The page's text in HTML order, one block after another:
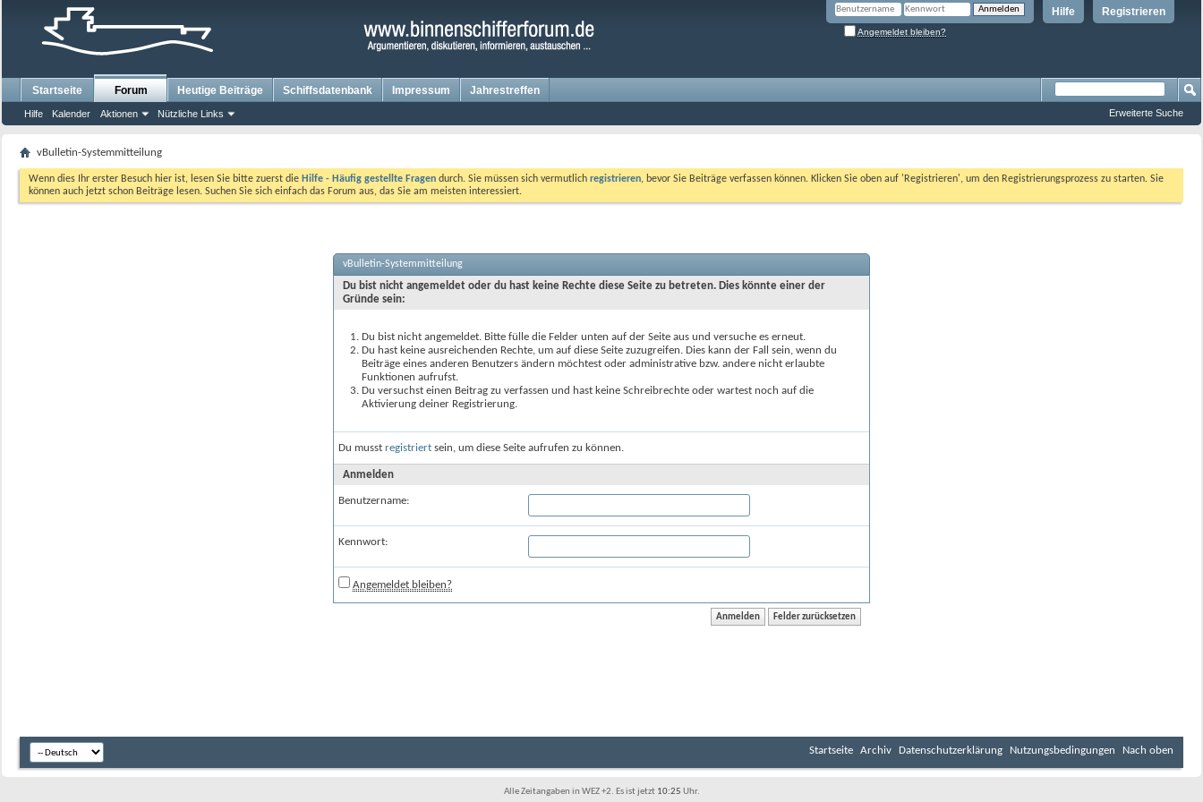
Registrieren
Hilfe
Angemeldet bleiben?
Startseite Forum
Hilfe Kalender Aktionen Nützliche Links
Heutige Beiträge Schiffsdatenbank Impressum Jahrestreffen
Erweiterte Suche
vBulletin-Systemmitteilung
Wenn dies Ihr erster Besuch hier ist, lesen Sie bitte zuerst die Hilfe - Häufig gestellte Fragen durch. Sie müssen sich vermutlich registrieren, bevor Sie Beiträge verfassen können. Klicken Sie oben auf 'Registrieren', um den Registrierungsprozess zu starten. Sie
können auch jetzt schon Beiträge lesen. Suchen Sie sich einfach das Forum aus, das Sie am meisten interessiert.
vBulletin-Systemmitteilung
Du bist nicht angemeldet oder du hast keine Rechte diese Seite zu betreten. Dies könnte einer der
Gründe sein:
Du bist nicht angemeldet. Bitte fülle die Felder unten auf der Seite aus und versuche es erneut.
Du hast keine ausreichenden Rechte, um auf diese Seite zuzugreifen. Dies kann der Fall sein, wenn du
Beiträge eines anderen Benutzers ändern möchtest oder administrative bzw. andere nicht erlaubte
Funktionen aufrufst.
Du versuchst einen Beitrag zu verfassen und hast keine Schreibrechte oder wartest noch auf die
Aktivierung deiner Registrierung.
Du musst registriert sein, um diese Seite aufrufen zu können.
Anmelden
Benutzername:
Kennwort:
Angemeldet bleiben?
Startseite Archiv Datenschutzerklärung Nutzungsbedingungen Nach oben
Alle Zeitangaben in WEZ +2. Es ist jetzt 10:25 Uhr.